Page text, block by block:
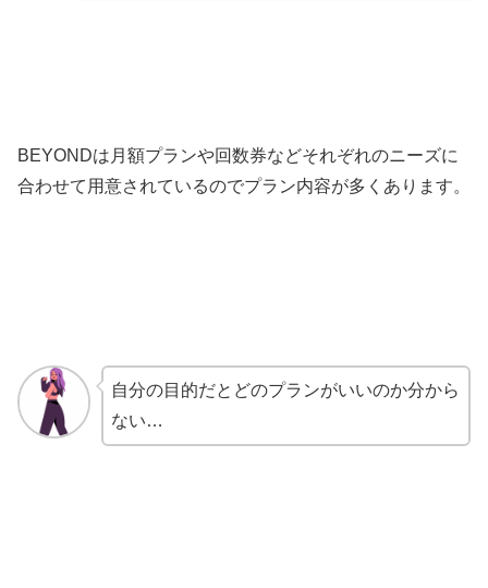
BEYONDは月額プランや回数券などそれぞれのニーズに
合わせて用意されているのでプラン内容が多くあります。
自分の目的だとどのプランがいいのか分から
ない…